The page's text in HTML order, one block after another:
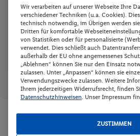
24
25 26 27
31
-
Reisedaten zurücksetzen
Zimmer und Verpflegung
Wir verarbeiten auf unserer Webseite Ihre
verschiedener Techniken (u.a. Cookies).
technisch notwendig, im Übrigen werden
Dritten für komfortable
von Statistiken oder für personalisierte
verwendet. Dies schließt auch
außerhalb der EU ohne angemessenes
„Ablehnen“ können Sie nur den Einsatz
zulassen. Unter „Anpassen“ können sie
Verwendungszwecke zulassen. Weitere
Ihrem jederzeitigen Widerrufsrecht, finden
Datenschutzhinweisen . Unser Impressum
ZUSTIMMEN